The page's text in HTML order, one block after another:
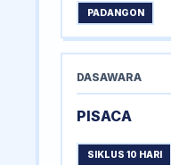
PADANGON
DASAWARA
PISACA
SIKLUS 10 HARI